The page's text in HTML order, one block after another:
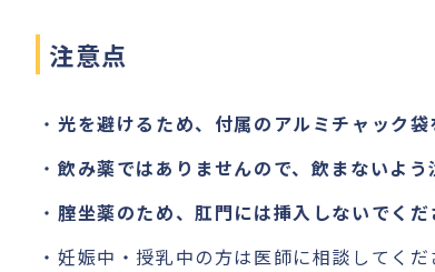
注意点
光を避けるため、付属のアルミチャック
飲み薬ではありませんので、飲まないよう
腟坐薬のため、肛門には挿入しないでくだ
妊娠中・授乳中の方は医師に相談してくだ